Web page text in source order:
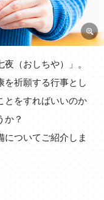
（おしちや）」。
を祈願する行事とし
とをすればいいのか
か？
についてご紹介しま